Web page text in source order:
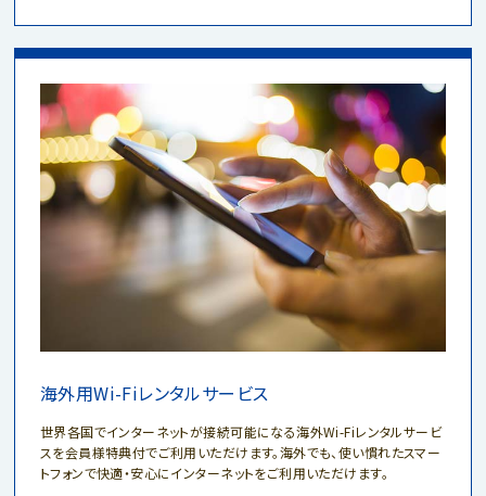
海外用Wi-Fiレンタルサービス
世界各国でインターネットが接続可能になる海外Wi-Fiレンタルサービ
スを会員様特典付でご利用いただけます。海外でも、使い慣れたスマー
トフォンで快適・安心にインターネットをご利用いただけます。